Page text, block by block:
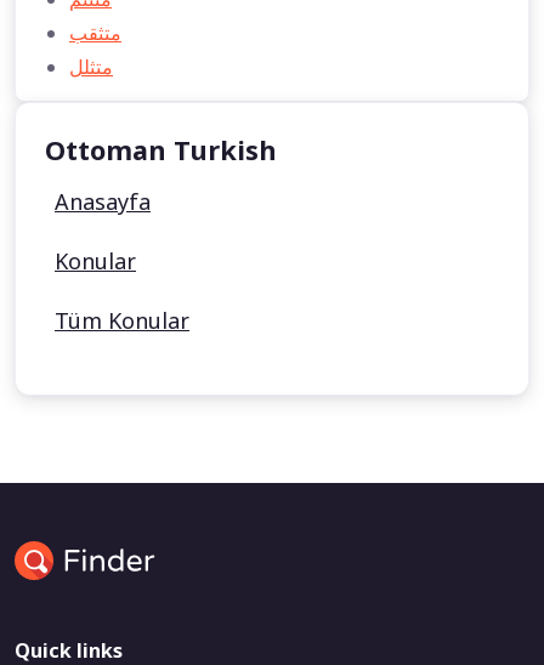
متثقب
متثلل
Ottoman Turkish
Anasayfa
Konular
Tüm Konular
Quick links